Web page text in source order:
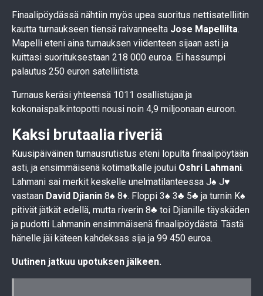
Finaalipöydässä nähtiin myös upea suoritus nettisatelliitin
kautta turnaukseen tiensä raivanneelta Jose Mapellilta.
Mapelli eteni aina turnauksen viidenteen sijaan asti ja
kuittasi suorituksestaan 218 000 euroa. Ei hassumpi
palautus 250 euron satelliitista.
Turnaus keräsi yhteensä 1011 osallistujaa ja
kokonaispalkintopotti nousi noin 4,9 miljoonaan euroon.
Kaksi brutaalia riveriä
Kuusipäiväinen turnausrutistus eteni lopulta finaalipöytään
asti, ja ensimmäisenä kotimatkalle joutui Oshri Lahmani.
Lahmani sai merkit keskelle unelmatilanteessa J♠ J♥
vastaan David Djianin 8♠ 8♦. Floppi 3♠ 3♣ 5♣ ja turnin K♠
pitivät jätkät edellä, mutta riverin 8♣ toi Djianille täyskäden
ja pudotti Lahmanin ensimmäisenä finaalipöydästä. Tästä
hänelle jäi käteen kahdeksas sija ja 99 450 euroa.
Uutinen jatkuu upotuksen jälkeen.